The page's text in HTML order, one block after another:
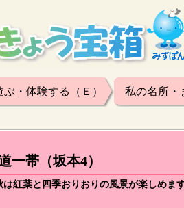
ぶ・体験する（Ｅ） 私の名所・
一帯（坂本4）
紅葉と四季おりおりの風景が楽しめ